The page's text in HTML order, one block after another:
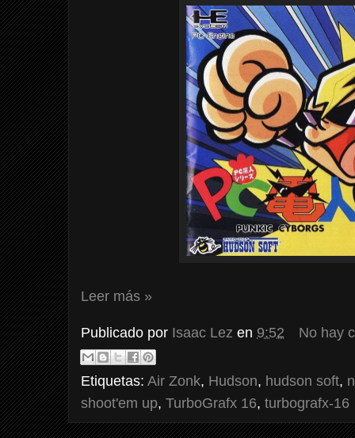
Leer más »
Publicado por Isaac Lez en 9:52 No hay
Etiquetas: Air Zonk, Hudson, hudson soft,
shoot'em up, TurboGrafx 16, turbografx-16